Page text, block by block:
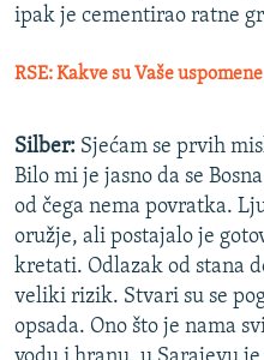
ipak je cementirao ratne
RSE: Kakve su Vaše
Silber: Sjećam se prvih
Bilo mi je jasno da se
od čega nema povratka.
oružje, ali postajalo je
kretati. Odlazak od stana
veliki rizik. Stvari su se
opsada. Ono što je nama